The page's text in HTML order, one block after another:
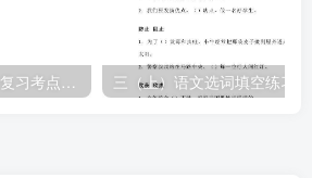
三年级下册语文期中复习考点归纳